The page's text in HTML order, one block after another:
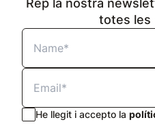
Rep la nostra
totes les
He llegit i accepto la